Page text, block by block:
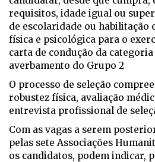
requisitos, idade igual ou
de escolaridade ou habilitação
física e psicológica para o
carta de condução da
averbamento do Grupo 2
O processo de seleção
robustez física, avaliação
entrevista profissional de
Com as vagas a serem
pelas sete Associações
os candidatos, podem indicar,